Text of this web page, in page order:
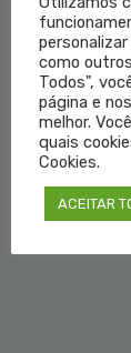
como
Todos",
página e
melhor.
quais
Cookies.
ACEITAR